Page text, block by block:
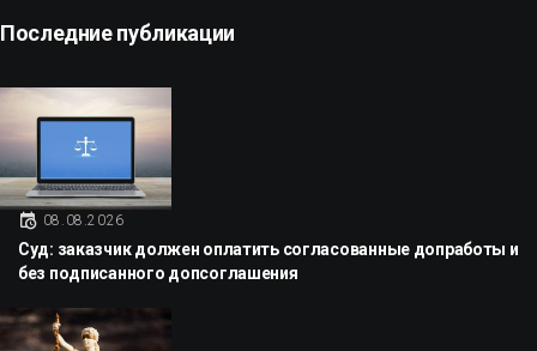
Последние публикации
08.08.2026
Суд: заказчик должен оплатить согласованные допработы и
без подписанного допсоглашения